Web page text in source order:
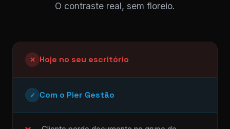
O contraste real, sem floreio.
✕ Hoje no seu escritório
✓ Com o Pier Gestão